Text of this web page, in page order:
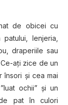
de obicei cu
lenjeria,
draperiile sau
ați zice de un
însori și cea mai
ochii” și un
pat în culori